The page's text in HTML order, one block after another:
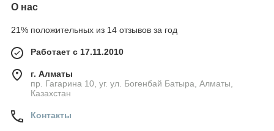
О нас
21% положительных из 14 отзывов за год
Работает с 17.11.2010
г. Алматы
пр. Гагарина 10, уг. ул. Богенбай Батыра, Алматы,
Казахстан
Контакты